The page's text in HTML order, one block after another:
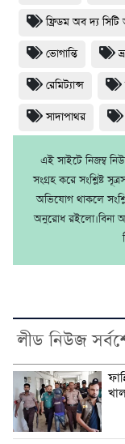
ফ্রিডম অব দ্য
ভোগান্তি
রেমিট্যান্স
সাদাপাথর
এই সাইটে নিজম্ব
সংগ্রহ করে সংশ্লিষ্ট
অভিযোগ থাকলে
অনুরোধ রইলো।বিনা
লীড নিউজ